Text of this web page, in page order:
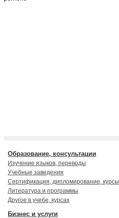
Образование, консультации
Изучение языков, переводы
Учебные заведения
Сертификация, дипломирование, курсы
Литература и программы
Другое в учебе, курсах
Бизнес и услуги